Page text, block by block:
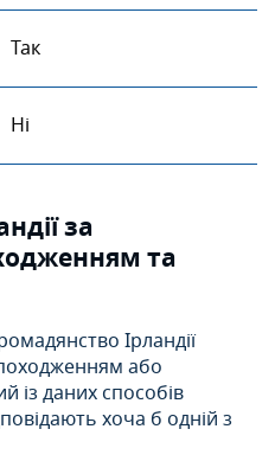
Так
Ні
за
та
Ірландії
або
із даних способів
хоча б одній з